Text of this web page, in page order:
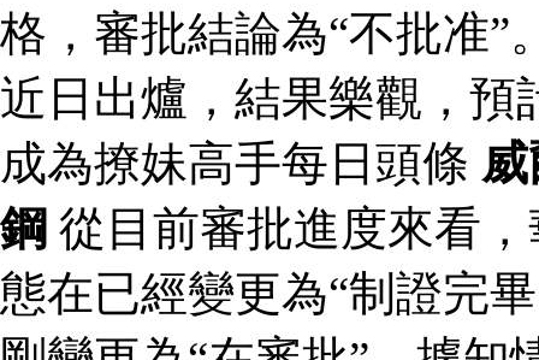
格，審批結論為“不批准”
近日出爐，結果樂觀，
成為撩妹高手每日頭條
鋼 從目前審批進度來看
態在已經變更為“制證完